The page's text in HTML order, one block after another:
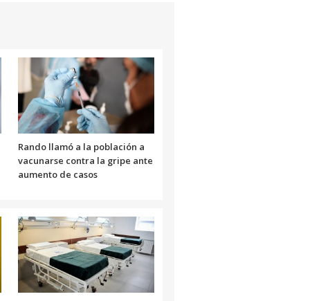
Rando llamó a la población a
vacunarse contra la gripe ante
aumento de casos